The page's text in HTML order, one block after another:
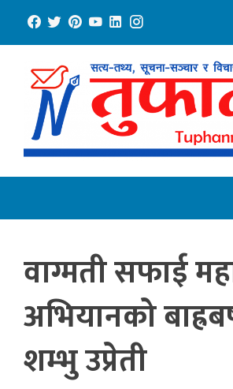
content
वाग्मती सफाई
अभियानको
शम्भु उप्रेती